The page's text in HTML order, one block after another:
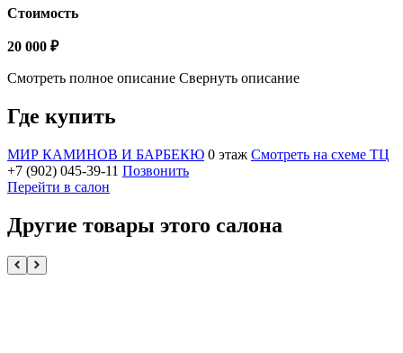
Стоимость
20 000 ₽
Смотреть полное описание Свернуть описание
Где купить
МИР КАМИНОВ И БАРБЕКЮ 0 этаж Смотреть на схеме ТЦ
+7 (902) 045-39-11 Позвонить
Перейти в салон
Другие товары этого салона